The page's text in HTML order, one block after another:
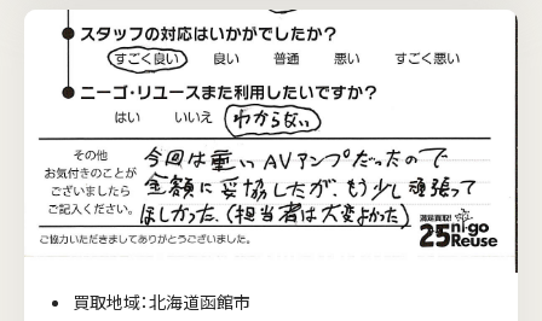
買取地域：北海道函館市